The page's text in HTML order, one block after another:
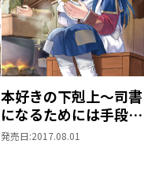
本好きの下剋上～司書
になるためには手段を
選んでいられません～
発売日:2017.08.01